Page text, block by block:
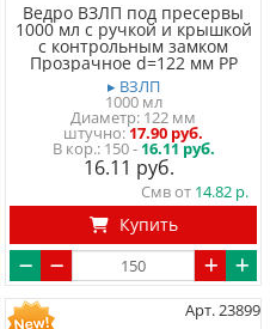
Ведро ВЗЛП под пресервы
1000 мл с ручкой и крышкой
с контрольным замком
Прозрачное d=122 мм PP
▸ ВЗЛП
1000 мл
Диаметр: 122 мм
штучно 17.90 руб.
150 - 16.11 руб.
16.11
Смв от 14.82
Купить
Арт. 23899